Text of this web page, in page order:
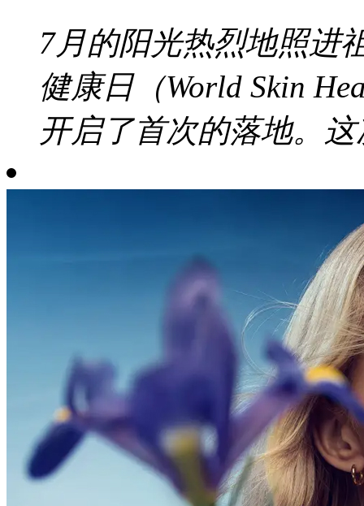
7月的阳光热烈地照进
健康日（World Skin
开启了首次的落地。这